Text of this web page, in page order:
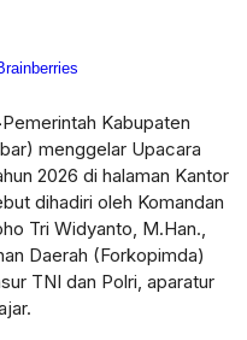
Pemerintah Kabupaten
menggelar Upacara
2026 di halaman Kantor
dihadiri oleh Komandan
Tri Widyanto, M.Han.,
Daerah (Forkopimda)
TNI dan Polri, aparatur